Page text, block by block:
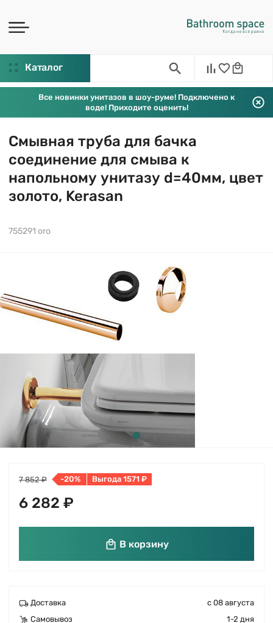
Каталог
Все новинки унитазов в шоу-руме! Подключено к
воде! Приходите оценить!
Смывная труба для бачка
соединение для смыва к
напольному унитазу d=40мм, цвет
золото, Kerasan
755291 oro
7 852 ₽ -20% Выгода 1571 ₽
6 282 ₽
В корзину
Доставка
с 08 августа
Самовывоз
1-2 дня